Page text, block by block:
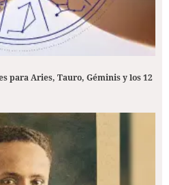
para Aries, Tauro, Géminis y los 12